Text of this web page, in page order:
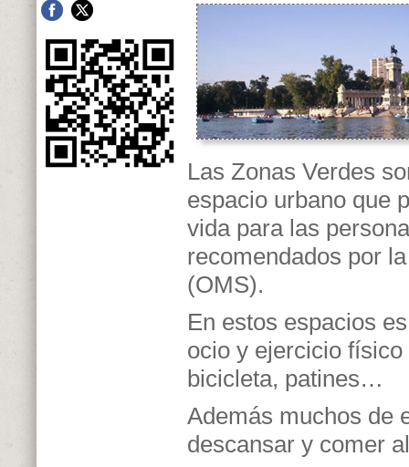
Las Zonas Verdes
espacio urbano que
vida para las
recomendados por
(OMS).
En estos espacios
ocio y ejercicio
bicicleta, patines…
Además muchos de
descansar y comer